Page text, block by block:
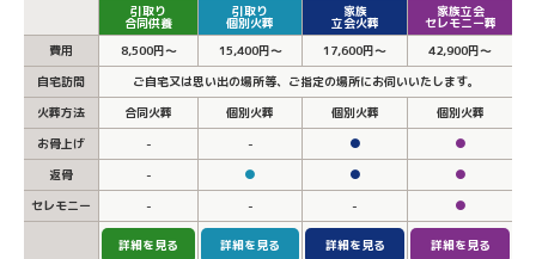
引取り
合同供養
引取り
個別火葬
家族
立会火葬
家族立会
セレモニー葬
費用
8,500円～ 15,400円～ 17,600円～
42,900円～
自宅訪問
ご自宅又は思い出の場所等、ご指定の場所にお伺いいたします。
火葬方法
合同火葬 個別火葬 個別火葬
個別火葬
お骨上げ
- - ●
●
返骨
- ● ●
●
セレモニー
- - - ●
詳細を見る 詳細を見る 詳細を見る 詳細を見る